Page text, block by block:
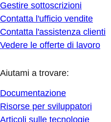
Gestire sottoscrizioni
Contatta l'ufficio vendite
Contatta l'assistenza clienti
Vedere le offerte di lavoro
Aiutami a trovare:
Documentazione
Risorse per sviluppatori
Articoli sulle tecnologie